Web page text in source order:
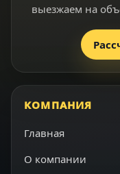
выезжаем на
КОМПАНИЯ
Главная
О компании